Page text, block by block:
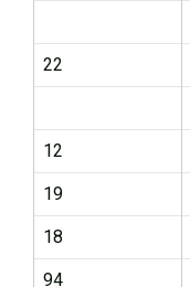
22
12
19
18
94